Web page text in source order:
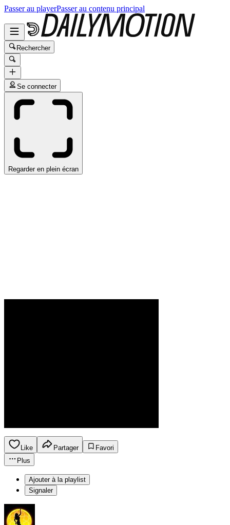
Passer au playerPasser au contenu principal
Rechercher
Se connecter
Regarder en plein écran
Like Partager
Favori
Plus
Ajouter à la playlist
Signaler